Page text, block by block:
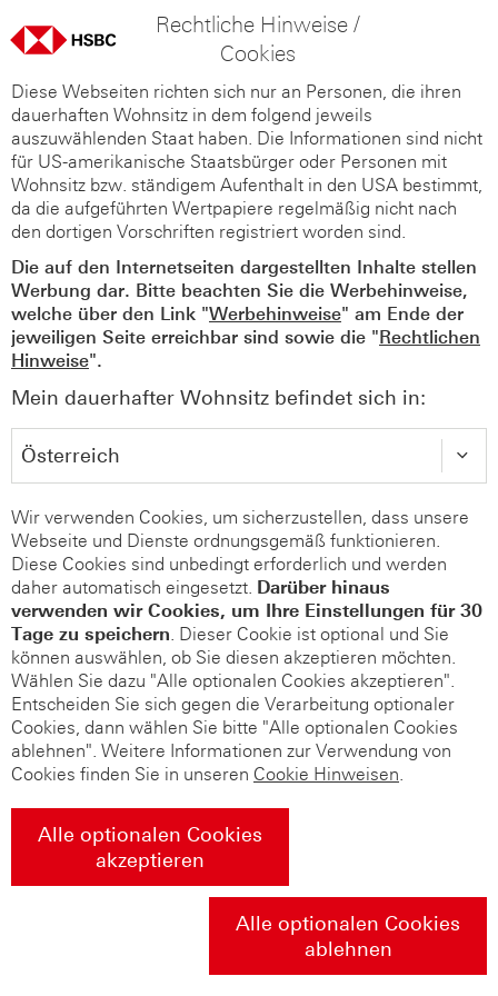
Rechtliche Hinweise /
Cookies
Diese Webseiten richten sich nur an Personen, die ihren
dauerhaften Wohnsitz in dem folgend jeweils
auszuwählenden Staat haben. Die Informationen sind nicht
für US-amerikanische Staatsbürger oder Personen mit
Wohnsitz bzw. ständigem Aufenthalt in den USA bestimmt,
da die aufgeführten Wertpapiere regelmäßig nicht nach
den dortigen Vorschriften registriert worden sind.
Die auf den Internetseiten dargestellten Inhalte stellen
Werbung dar. Bitte beachten Sie die Werbehinweise,
welche über den Link "Werbehinweise" am Ende der
jeweiligen Seite erreichbar sind sowie die "Rechtlichen
Hinweise".
Mein dauerhafter Wohnsitz befindet sich in:
Wir verwenden Cookies, um sicherzustellen, dass unsere
Webseite und Dienste ordnungsgemäß funktionieren.
Diese Cookies sind unbedingt erforderlich und werden
daher automatisch eingesetzt. Darüber hinaus
verwenden wir Cookies, um Ihre Einstellungen für 30
Tage zu speichern. Dieser Cookie ist optional und Sie
können auswählen, ob Sie diesen akzeptieren möchten.
Wählen Sie dazu "Alle optionalen Cookies akzeptieren".
Entscheiden Sie sich gegen die Verarbeitung optionaler
Cookies, dann wählen Sie bitte "Alle optionalen Cookies
ablehnen". Weitere Informationen zur Verwendung von
Cookies finden Sie in unseren Cookie Hinweisen.
Alle optionalen Cookies
akzeptieren
Alle optionalen Cookies
ablehnen